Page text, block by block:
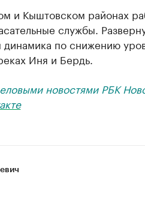
и Кыштовском районах
службы.
динамика по снижению
Иня и Бердь.
новостями РБК